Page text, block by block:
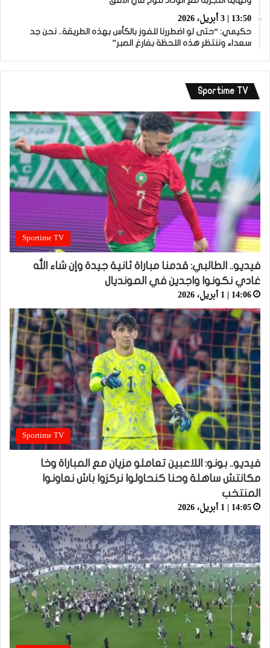
13:50 | 3 أبريل، 2026
حكيمي: “حتى لو اضطررنا للفوز بالكأس بهذه الطريقة.. نحن جد
سعداء وننتظر هذه اللحظة بفارغ الصبر”
Sportime TV
Sportime TV
فيديو.. الطالبي: قدمنا مباراة ثانية جيدة وإن شاء الله
غادي نكونوا واجدين في المونديال
14:06 | 1 أبريل، 2026
Sportime TV
فيديو.. بونو: اللاعبين تعاملو مزيان مع المباراة وخا
مكانتش ساهلة وحنا كنحاولوا نركزوا باش نعاونوا
المنتخب
14:05 | 1 أبريل، 2026